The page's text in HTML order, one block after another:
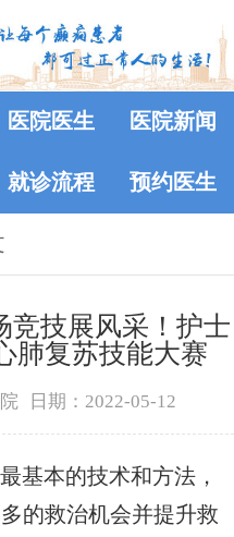
医院医生 医院新闻
就诊流程 预约医生
竞技展风采！护士
肺复苏技能大赛
日期：2022-05-12
基本的技术和方法，
的救治机会并提升救